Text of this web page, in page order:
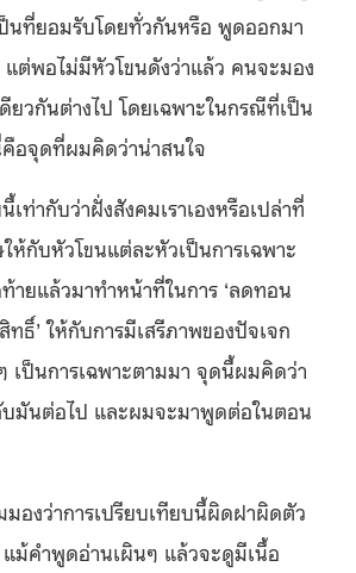
ป็นที่ยอมรับโดยทั่วกันหรือ พูดออกมา
ต่พอไม่มีหัวโขนดังว่าแล้ว คนจะมอง
วกันต่างไป โดยเฉพาะในกรณีที่เป็น
อจุดที่ผมคิดว่าน่าสนใจ
เท่ากับว่าฝั่งสังคมเราเองหรือเปล่าที่
ห้กับหัวโขนแต่ละหัวเป็นการเฉพาะ
ายแล้วมาทำหน้าที่ในการ ‘ลดทอน
ทธิ์’ ให้กับการมีเสรีภาพของปัจเจก
เป็นการเฉพาะตามมา จุดนี้ผมคิดว่า
บมันต่อไป และผมจะมาพูดต่อในตอน
องว่าการเปรียบเทียบนี้ผิดฝาผิดตัว
แม้คำพูดอ่านเผินๆ แล้วจะดูมีเนื้อ